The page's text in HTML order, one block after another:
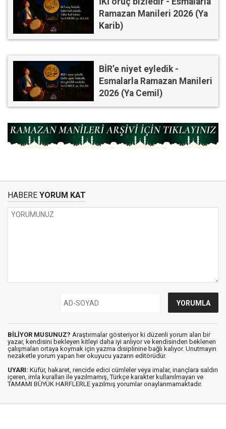
Ramazan Manileri 2026 (Ya
Karib)
BİR’e niyet eyledik -
Esmalarla Ramazan Manileri
2026 (Ya Cemil)
HABERE YORUM KAT
BİLİYOR MUSUNUZ? Araştırmalar gösteriyor ki düzenli yorum alan bir
yazar, kendisini bekleyen kitleyi daha iyi anlıyor ve kendisinden beklenen
çalışmaları ortaya koymak için yazma disiplinine bağlı kalıyor. Unutmayın
nezaketle yorum yapan her okuyucu yazarın editörüdür.
UYARI: Küfür, hakaret, rencide edici cümleler veya imalar, inançlara saldırı
içeren, imla kuralları ile yazılmamış, Türkçe karakter kullanılmayan ve
TAMAMI BÜYÜK HARFLERLE yazılmış yorumlar onaylanmamaktadır.